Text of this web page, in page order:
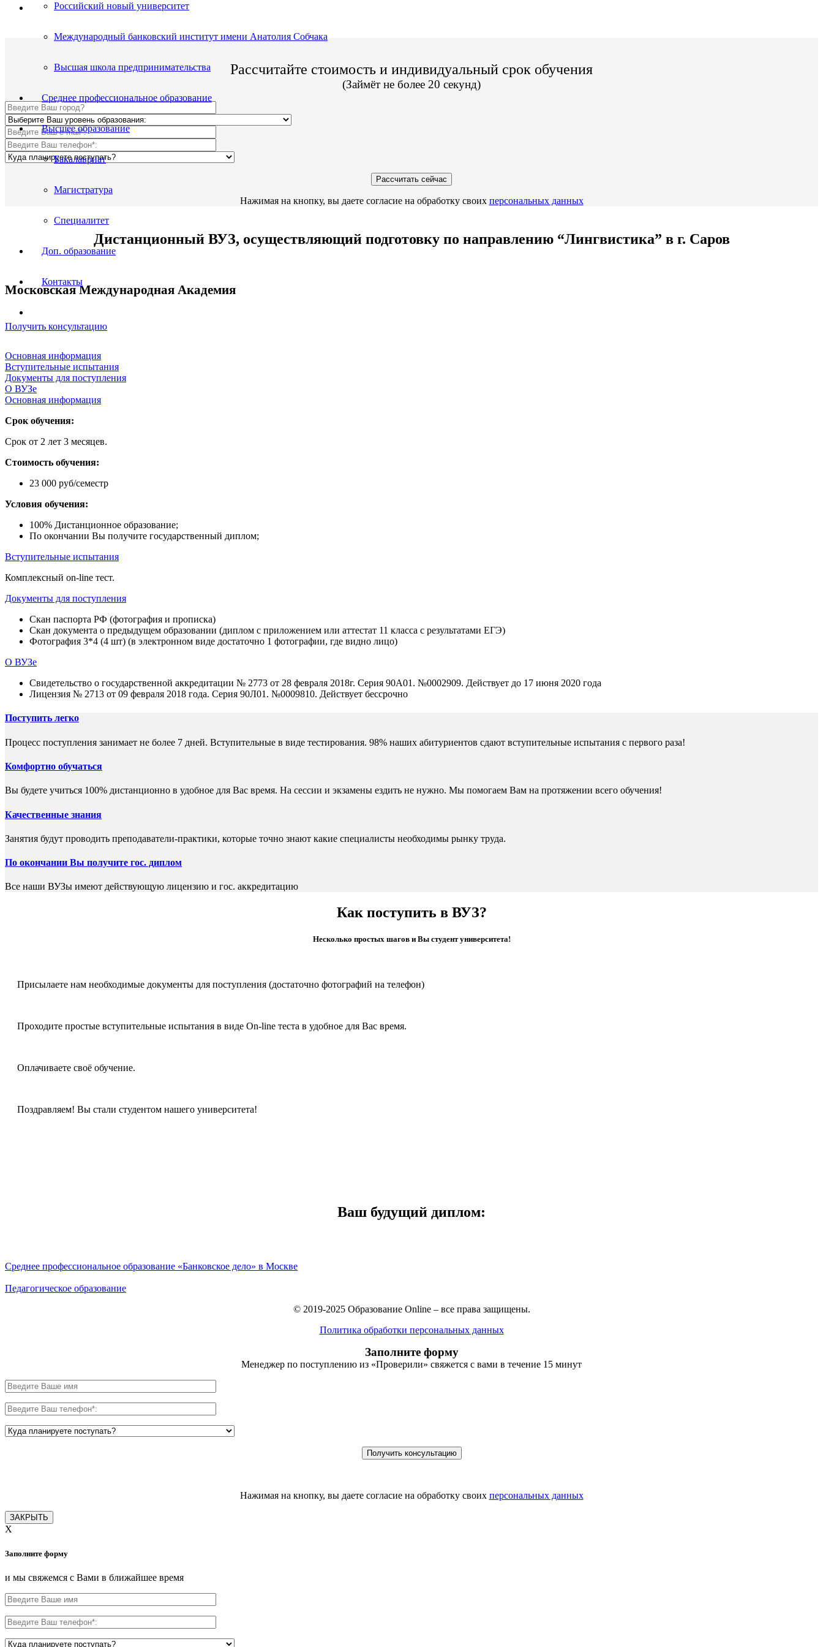
Российский новый университет
Международный банковский институт имени Анатолия Собчака
Высшая школа предпринимательства
Среднее профессиональное образование
Высшее образование
Бакалавриат
Магистратура
Специалитет
Доп. образование
Контакты
По окончании Вы получите диплом Гос. образца.
Рассчитайте стоимость и индивидуальный срок обучения
(Займёт не более 20 секунд)
Нажимая на кнопку, вы даете согласие на обработку своих персональных данных
Дистанционный ВУЗ, осуществляющий подготовку по направлению “Лингвистика” в г. Саров
Московская Международная Академия
Получить консультацию
Основная информация
Вступительные испытания
Документы для поступления
О ВУЗе
Основная информация
Срок обучения:
Срок от 2 лет 3 месяцев.
Стоимость обучения:
23 000 руб/семестр
Условия обучения:
100% Дистанционное образование;
По окончании Вы получите государственный диплом;
Вступительные испытания
Комплексный on-line тест.
Документы для поступления
Скан паспорта РФ (фотография и прописка)
Скан документа о предыдущем образовании (диплом с приложением или аттестат 11 класса с результатами ЕГЭ)
Фотография 3*4 (4 шт) (в электронном виде достаточно 1 фотографии, где видно лицо)
О ВУЗе
Свидетельство о государственной аккредитации № 2773 от 28 февраля 2018г. Серия 90А01. №0002909. Действует до 17 июня 2020 года
Лицензия № 2713 от 09 февраля 2018 года. Серия 90Л01. №0009810. Действует бессрочно
Поступить легко
Процесс поступления занимает не более 7 дней. Вступительные в виде тестирования. 98% наших абитуриентов сдают вступительные испытания с первого раза!
Комфортно обучаться
Вы будете учиться 100% дистанционно в удобное для Вас время. На сессии и экзамены ездить не нужно. Мы помогаем Вам на протяжении всего обучения!
Качественные знания
Занятия будут проводить преподаватели-практики, которые точно знают какие специалисты необходимы рынку труда.
По окончании Вы получите гос. диплом
Все наши ВУЗы имеют действующую лицензию и гос. аккредитацию
Как поступить в ВУЗ?
Несколько простых шагов и Вы студент университета!
Присылаете нам необходимые документы для поступления (достаточно фотографий на телефон)
Проходите простые вступительные испытания в виде On-line теста в удобное для Вас время.
Оплачиваете своё обучение.
Поздравляем! Вы стали студентом нашего университета!
Ваш будущий диплом:
Среднее профессиональное образование «Банковское дело» в Москве
Педагогическое образование
© 2019-2025 Образование Online – все права защищены.
Политика обработки персональных данных
Заполните форму
Менеджер по поступлению из «Проверили» свяжется с вами в течение 15 минут
Нажимая на кнопку, вы даете согласие на обработку своих персональных данных
ЗАКРЫТЬ
X
Заполните форму
и мы свяжемся с Вами в ближайшее время